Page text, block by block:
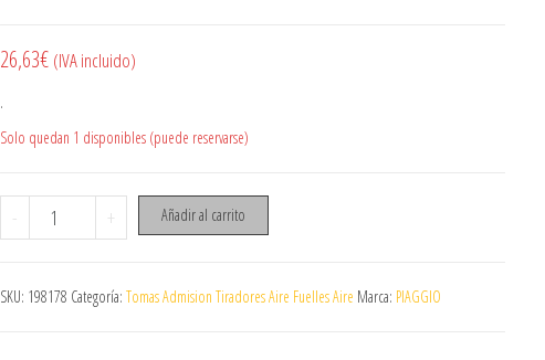
26,63€ (IVA incluido)
.
Solo quedan 1 disponibles (puede reservarse)
- Toma admision vespa Pks xl 3 tornillos shbc 19 23 mm cantidad
+ Añadir al carrito
SKU: 198178 Categoría: Tomas Admision Tiradores Aire Fuelles Aire Marca: PIAGGIO